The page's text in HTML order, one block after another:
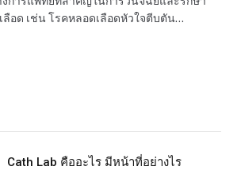
ลือด เช่น โรคหลอดเลือดหัวใจตีบตัน…
Cath Lab คืออะไร มีหน้าที่อย่างไร